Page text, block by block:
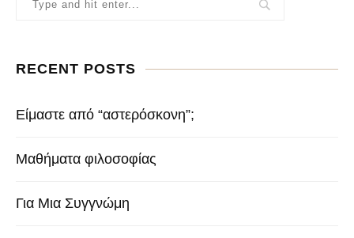
RECENT POSTS
Είμαστε από “αστερόσκονη”;
Μαθήματα φιλοσοφίας
Για Μια Συγγνώμη